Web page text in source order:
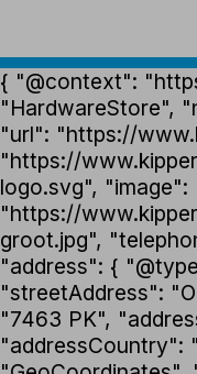
{ "@context":
"HardwareStore",
"url": "https://
"https://
logo.svg", "image":
"https://
groot.jpg",
"address": {
"streetAddress":
"7463 PK",
"addressCountry":